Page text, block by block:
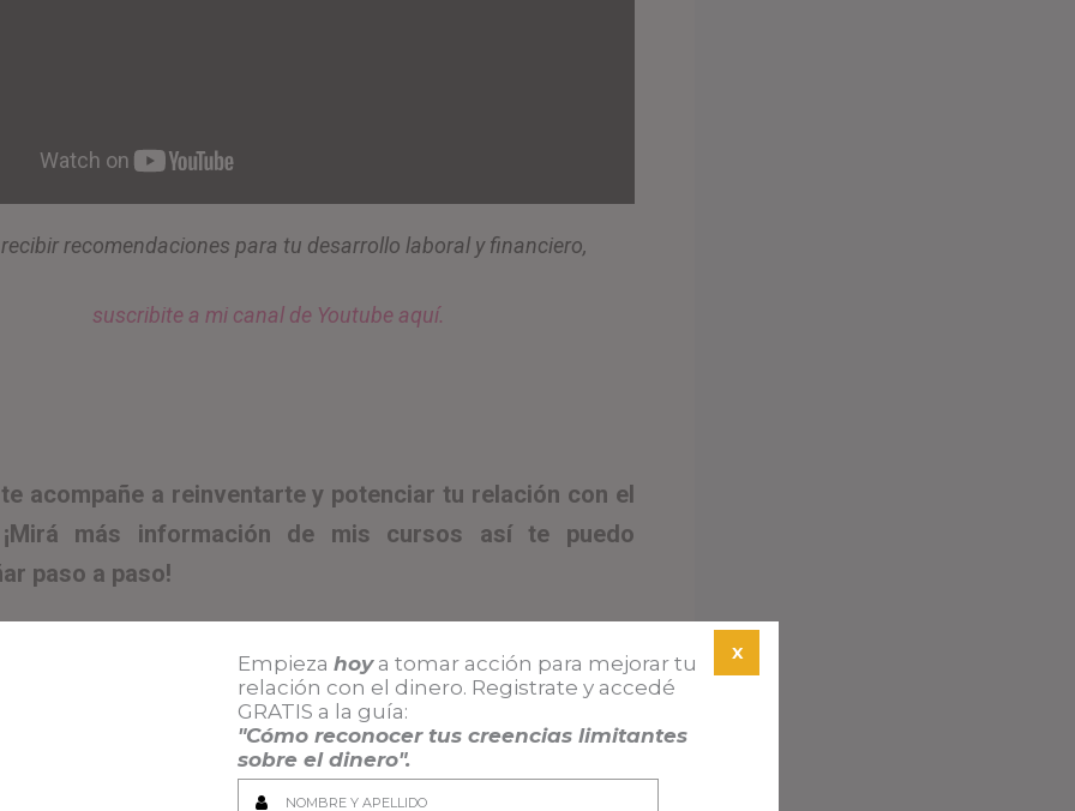
recomendaciones para tu desarrollo laboral y financiero,
suscribite a mi canal de Youtube aquí.
acompañe a reinventarte y potenciar tu relación con el
más información de mis cursos así te puedo
paso a paso!
podés ver más información y/o sumarte
Empieza hoya tomar acción para mejorar tu
relación con el dinero. Registrate y accedé
GRATIS a la guía:
"Cómo reconocer tus creencias limitantes
sobre el dinero".
X